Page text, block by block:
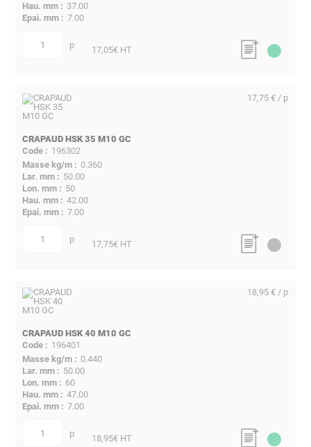
37.00
7.00
quantité p 17,05€ HT
CRAPAUD HSK 35 M10 GC
196302
0.360
50.00
50
42.00
7.00
quantité p
17,75 € / p
17,75€ HT
CRAPAUD HSK 40 M10 GC
196401
0.440
50.00
60
47.00
7.00
quantité p
18,95 € / p
18,95€ HT